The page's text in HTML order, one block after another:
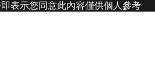
表示您同意此內容僅供個人參考